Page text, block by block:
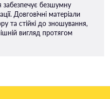
забезпечує безшумну
Довговічні матеріали
та стійкі до зношування,
вигляд протягом